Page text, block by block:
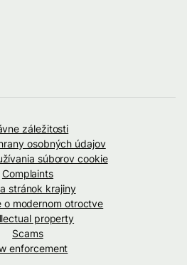
záležitosti
osobných údajov
súborov cookie
Complaints
stránok krajiny
o modernom otroctve
property
Scams
enforcement